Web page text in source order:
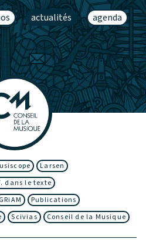
actualités agenda
Larsen
dans le texte
GRiAM
Publications
Scivias Conseil de la Musique